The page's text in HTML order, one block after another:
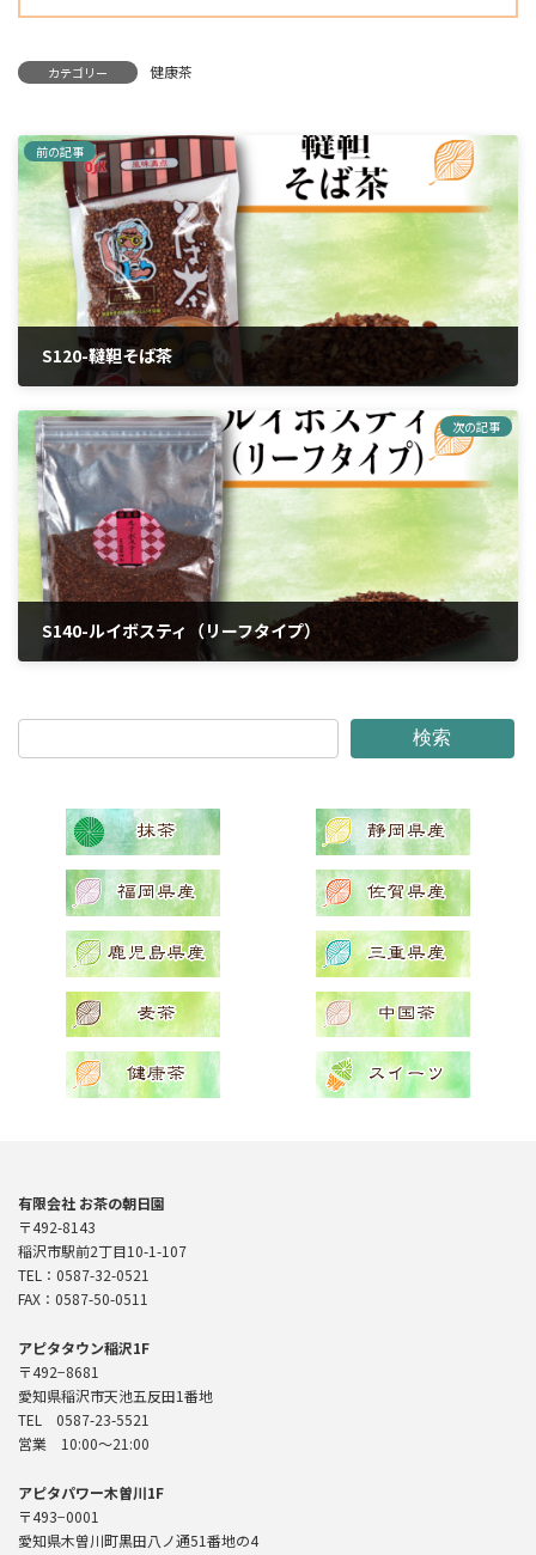
カテゴリー 健康茶
前の記事
S120-韃靼そば茶
次の記事
S140-ルイボスティ（リーフタイプ）
検索
有限会社 お茶の朝日園
〒492-8143
稲沢市駅前2丁目10-1-107
TEL：0587-32-0521
FAX：0587-50-0511
アピタタウン稲沢1F
〒492−8681
愛知県稲沢市天池五反田1番地
TEL 0587-23-5521
営業 10:00〜21:00
アピタパワー木曽川1F
〒493−0001
愛知県木曽川町黒田八ノ通51番地の4